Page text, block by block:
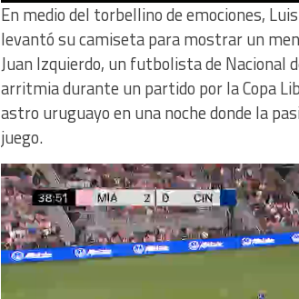
En medio del torbellino de emociones,
levantó su camiseta para mostrar un
Juan Izquierdo, un futbolista de Nacional
arritmia durante un partido por la Copa
astro uruguayo en una noche donde la
juego.